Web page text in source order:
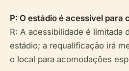
P: O estádio é acessível para
R: A acessibilidade é limitada
estádio; a requalificação irá
o local para acomodações